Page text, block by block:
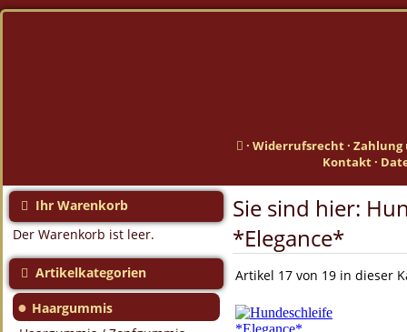
· Widerrufsrecht· Zahlung
Kontakt·
Ihr Warenkorb
Der Warenkorb ist leer.
Artikelkategorien
● Haargummis
Sie sind hier:
*Elegance*
Artikel 17 von 19 in dieser